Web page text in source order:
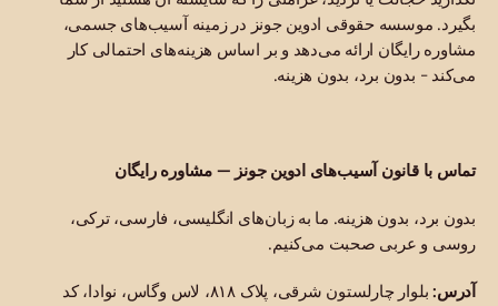
بگیرد. موسسه حقوقی ادوین جونز در زمینه آسیب‌های جسمی،
مشاوره رایگان ارائه می‌دهد و بر اساس هزینه‌های احتمالی کار
می‌کند - بدون برد، بدون هزینه.
تماس با قانون آسیب‌های ادوین جونز — مشاوره رایگان
بدون برد، بدون هزینه. ما به زبان‌های انگلیسی، فارسی، ترکی،
روسی و عربی صحبت می‌کنیم.
آدرس:
بلوار چارلستون شرقی، پلاک ۸۱۸، لاس وگاس، نوادا، کد